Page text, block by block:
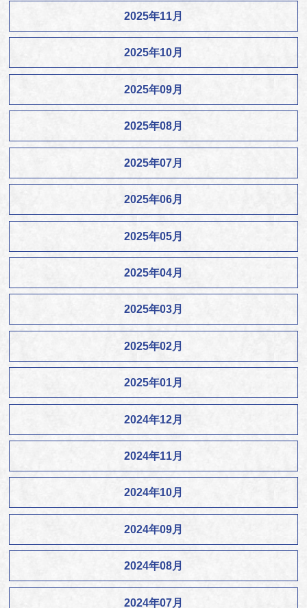
2025年11月
2025年10月
2025年09月
2025年08月
2025年07月
2025年06月
2025年05月
2025年04月
2025年03月
2025年02月
2025年01月
2024年12月
2024年11月
2024年10月
2024年09月
2024年08月
2024年07月